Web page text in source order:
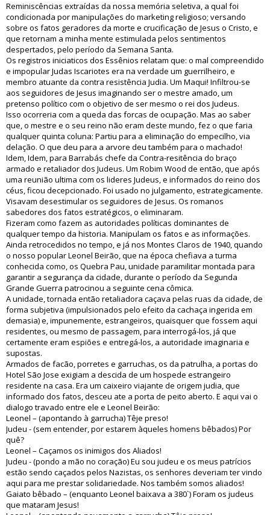
Reminiscências extraídas da nossa memória seletiva, a qual foi
condicionada por manipulações do marketing religioso; versando
sobre os fatos geradores da morte e crucificação de Jesus o Cristo, e
que retornam a minha mente estimulada pelos sentimentos
despertados, pelo período da Semana Santa.
Os registros iniciaticos dos Essênios relatam que: o mal compreendido
e impopular Judas Iscariotes era na verdade um guerrilheiro, e
membro atuante da contra resistência Judia. Um Maqui! Infiltrou-se
aos seguidores de Jesus imaginando ser o mestre amado, um
pretenso político com o objetivo de ser mesmo o rei dos Judeus.
Isso ocorreria com a queda das forcas de ocupação. Mas ao saber
que, o mestre e o seu reino não eram deste mundo, fez o que faria
qualquer quinta coluna: Partiu para a eliminação do empecilho, via
delação. O que deu para a arvore deu também para o machado!
Idem, Idem, para Barrabás chefe da Contra-resitência do braço
armado e retaliador dos Judeus. Um Robim Wood de então, que após
uma reunião ultima com os lideres Judeus, e informados do reino dos
céus, ficou decepcionado. Foi usado no julgamento, estrategicamente.
Visavam desestimular os seguidores de Jesus. Os romanos
sabedores dos fatos estratégicos, o eliminaram.
Fizeram como fazem as autoridades políticas dominantes de
qualquer tempo da historia. Manipulam os fatos e as informações.
Ainda retrocedidos no tempo, e já nos Montes Claros de 1940, quando
o nosso popular Leonel Beirão, que na época chefiava a turma
conhecida como, os Quebra Pau, unidade paramilitar montada para
garantir a segurança da cidade, durante o período da Segunda
Grande Guerra patrocinou a seguinte cena cômica.
A unidade, tornada então retaliadora caçava pelas ruas da cidade, de
forma subjetiva (impulsionados pelo efeito da cachaça ingerida em
demasia) e, impunemente, estrangeiros, quaisquer que fossem aqui
residentes, ou mesmo de passagem, para interrogá-los, já que
certamente eram espiões e entregá-los, a autoridade imaginaria e
supostas.
Armados de facão, porretes e garruchas, os da patrulha, a portas do
Hotel São Jose exigiam a descida de um hospede estrangeiro
residente na casa. Era um caixeiro viajante de origem judia, que
informado dos fatos, desceu ate a porta de peito aberto. E aqui vai o
dialogo travado entre ele e Leonel Beirão:
Leonel – (apontando à garrucha) Têje preso!
Judeu - (sem entender, por estarem àqueles homens bêbados) Por
quê?
Leonel – Caçamos os inimigos dos Aliados!
Judeu - (pondo a mão no coração) Eu sou judeu e os meus patrícios
estão sendo caçados pelos Nazistas, os senhores deveriam ter vindo
aqui para me prestar solidariedade. Nos também somos aliados!
Gaiato bêbado – (enquanto Leonel baixava a 380`) Foram os judeus
que mataram Jesus!